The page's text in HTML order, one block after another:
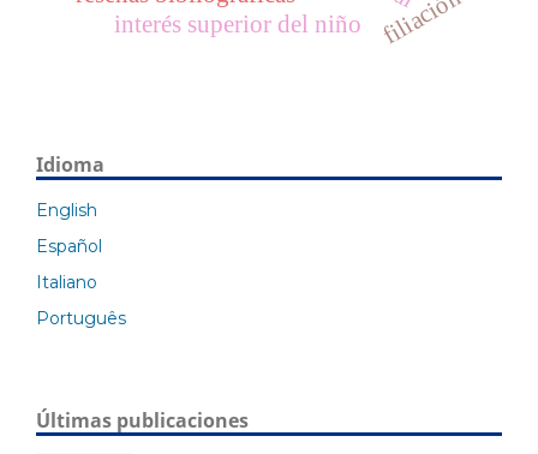
filiación
interés superior del niño
Idioma
English
Español
Italiano
Português
Últimas publicaciones